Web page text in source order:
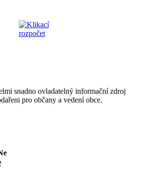
snadno ovladatelný informační zdroj
pro občany a vedení obce.